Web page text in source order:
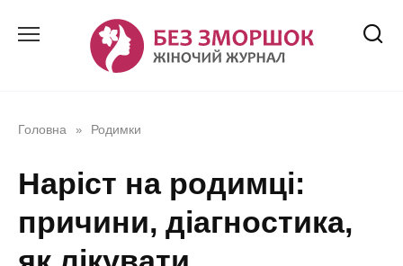
Головна » Родимки
Наріст на родимці:
причини, діагностика,